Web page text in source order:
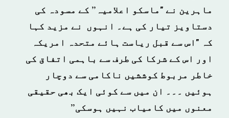
ماہرین نے "ماسکو اعلامیہ” کے مسودہ کی
دستاویز تیار کی ہے۔ انہوں نے مزید کہا
کہ "اس سے قبل ریاست ہائے متحدہ امریکہ
اور اس کے شرکا کی طرف سے باہمی اتفاق کی
خاطر مربوط کوششیں ناکامی سے دوچار
ہوئیں ۔۔۔ ان میں سے کوئی ایک بھی حقیقی
معنوں میں کامیاب نہیں ہوسکی”